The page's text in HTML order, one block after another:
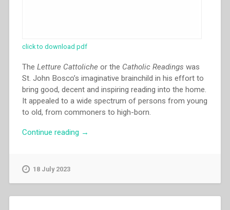
click to download pdf
The Letture Cattolicheor the Catholic Readings was
St. John Bosco’s imaginative brainchild in his effort to
bring good, decent and inspiring reading into the home.
It appealed to a wide spectrum of persons from young
to old, from commoners to high-born.
Continue reading “Stephen
→
18 July 2023